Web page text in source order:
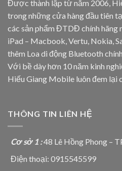
Được thành lập từ năm 2006,
trong những cửa hàng đầu tiên
các sản phẩm ĐTDĐ chính hãng
iPad – Macbook, Vertu, Nokia,
thêm Loa di động Bluetooth
Với bề dày hơn 10 năm kinh
Hiếu Giang Mobile luôn đem lại
THÔNG TIN LIÊN HỆ
Cơ sở 1 :48 Lê Hồng Phong –
Điện thoại: 0915545599